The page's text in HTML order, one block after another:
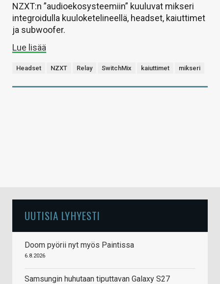
NZXT:n ”audioekosysteemiin” kuuluvat mikseri
integroidulla kuuloketelineellä, headset, kaiuttimet
ja subwoofer.
Lue lisää
Headset NZXT Relay SwitchMix kaiuttimet mikseri
UUTISIA LYHYESTI
Doom pyörii nyt myös Paintissa
6.8.2026
Samsungin huhutaan tiputtavan Galaxy S27